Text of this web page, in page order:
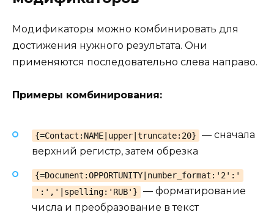
Модификаторы можно комбинировать для
достижения нужного результата. Они
применяются последовательно слева направо.
Примеры комбинирования:
{=Contact:NAME|upper|truncate:20}
— сначала
верхний регистр, затем обрезка
{=Document:OPPORTUNITY|number_format:'2':'
':','|spelling:'RUB'}
— форматирование
числа и преобразование в текст